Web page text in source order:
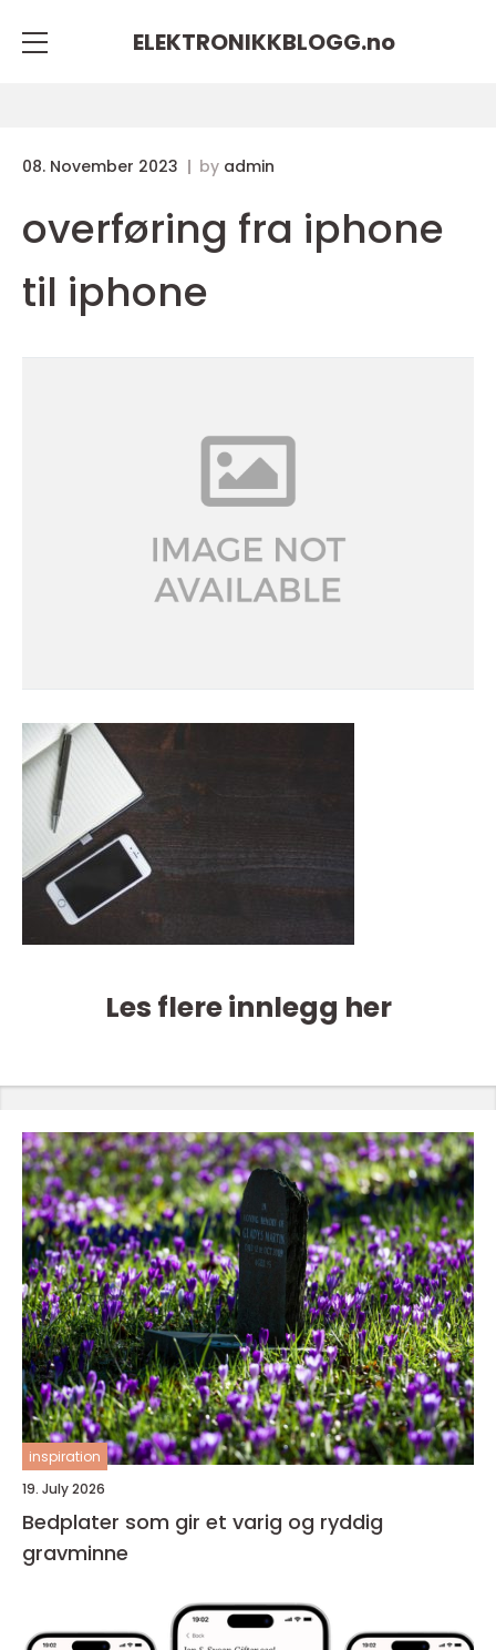
ELEKTRONIKKBLOGG.no
08. November 2023 by admin
overføring fra iphone
til iphone
Les flere innlegg her
inspiration
19. July 2026
Bedplater som gir et varig og ryddig
gravminne